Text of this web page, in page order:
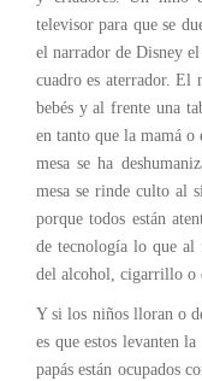
televisor para que se
el narrador de Disney
cuadro es aterrador. El
bebés y al frente una
en tanto que la mamá o
mesa se ha
mesa se rinde culto al
porque todos están
de tecnología lo que al
del alcohol, cigarrillo o
Y si los niños lloran o
es que estos levanten
papás están ocupados